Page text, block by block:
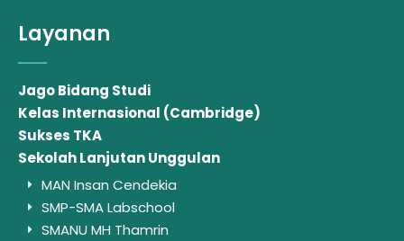
Layanan
Jago Bidang Studi
Kelas Internasional (Cambridge)
Sukses TKA
Sekolah Lanjutan Unggulan
MAN Insan Cendekia
SMP-SMA Labschool
SMANU MH Thamrin